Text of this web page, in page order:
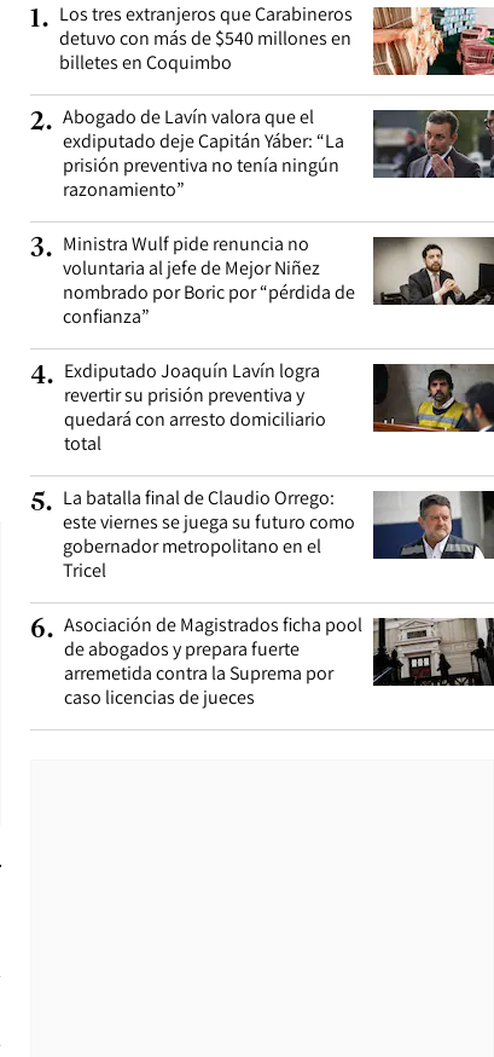
1. Los tres extranjeros que Carabineros
detuvo con más de $540 millones en
billetes en Coquimbo
2. Abogado de Lavín valora que el
exdiputado deje Capitán Yáber: “La
prisión preventiva no tenía ningún
razonamiento”
3. Ministra Wulf pide renuncia no
voluntaria al jefe de Mejor Niñez
nombrado por Boric por “pérdida de
confianza”
4. Exdiputado Joaquín Lavín logra
revertir su prisión preventiva y
quedará con arresto domiciliario
total
5. La batalla final de Claudio Orrego:
este viernes se juega su futuro como
gobernador metropolitano en el
Tricel
6. Asociación de Magistrados ficha pool
de abogados y prepara fuerte
arremetida contra la Suprema por
caso licencias de jueces